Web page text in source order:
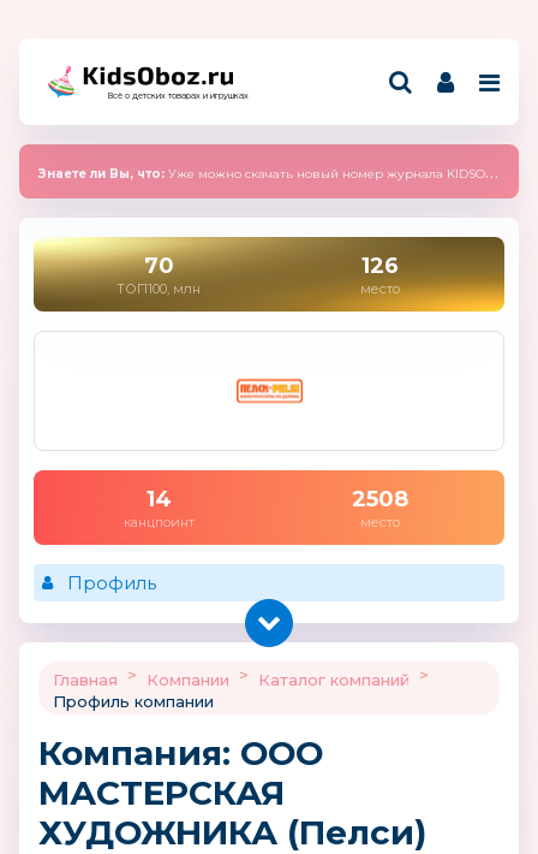
Всё о детских товарах и игрушках
Знаете ли Вы, что: Уже можно скачать новый номер журнала KIDSOBOZ 2025 (сентябрь)
70
ТОП100, млн
126
место
14
канцпоинт
2508
место
Профиль
Главная > Компании > Каталог компаний
>
Профиль компании
Компания: ООО
МАСТЕРСКАЯ
ХУДОЖНИКА (Пелси)